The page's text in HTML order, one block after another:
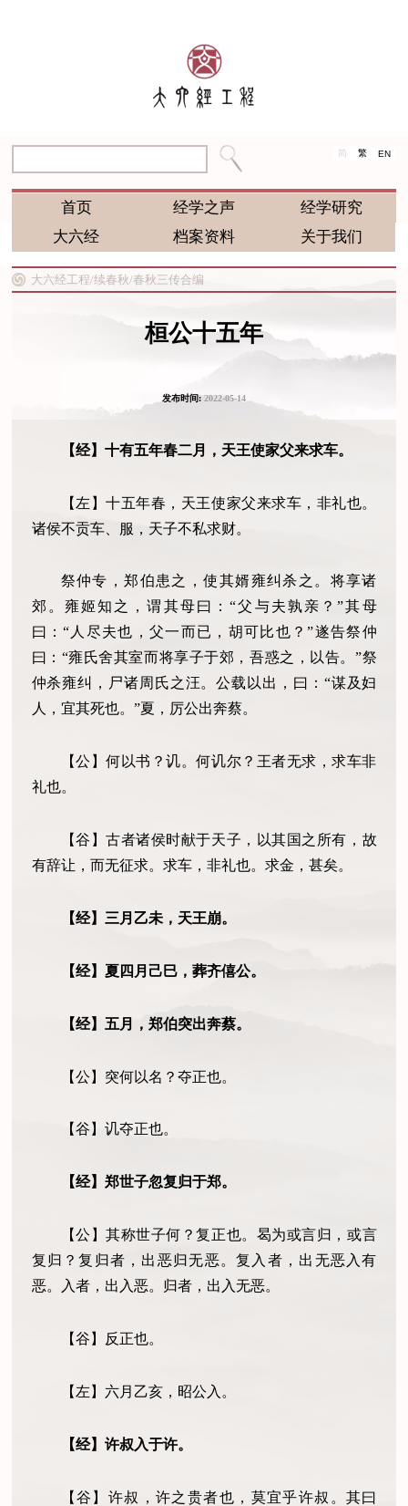
简 繁 EN
首页 经学之声
经学研究
大六经
档案资料 关于我们
大六经工程/续春秋/春秋三传合编
桓公十五年
发布时间:2022-05-14
【经】十有五年春二月，天王使家父来求车。
【左】十五年春，天王使家父来求车，非礼也。
诸侯不贡车、服，天子不私求财。
祭仲专，郑伯患之，使其婿雍纠杀之。将享诸
郊。雍姬知之，谓其母曰：“父与夫孰亲？”其母
曰：“ 人尽夫也，父一而已，胡可比也？”遂告祭仲
曰： “雍氏舍其室而将享子于郊，吾惑之，以告。 ”祭
仲杀雍纠，尸诸周氏之汪。公载以出，曰： “谋及妇
人，宜其死也。 ”夏，厉公出奔蔡。
【公】何以书？讥。何讥尔？王者无求，求车非
礼也。
【谷】古者诸侯时献于天子，以其国之所有 ， 故
有辞让 ， 而无征求。求车， 非礼也。 求金 ， 甚矣。
【经】三月乙未，天王崩。
【经】夏四月己巳，葬齐僖公。
【经】五月，郑伯突出奔蔡。
【公】突何以名？夺正也。
【谷】讥夺正也。
【经】郑世子忽复归于郑。
【公】其称世子何？复正也。曷为或言归 ， 或言
复归？复归者，出恶归无恶。复入者，出无恶入有
恶。入者，出入恶。归者，出入无恶。
【谷】反正也。
【左】六月乙亥，昭公入。
【经】许叔入于许。
【谷】许叔，许之贵者也 ， 莫宜乎许叔 。其曰